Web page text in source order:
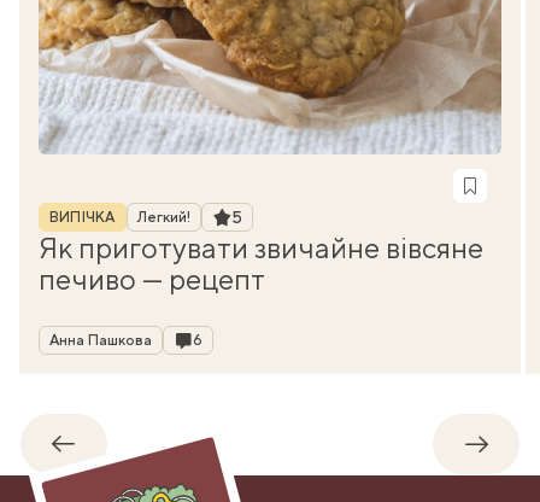
Рубрика
ВИПІЧКА Легкий! Рейтинг
5
Як приготувати звичайне вівсяне
печиво — рецепт
Автор
Анна Пашкова Коментарі
6
Назад